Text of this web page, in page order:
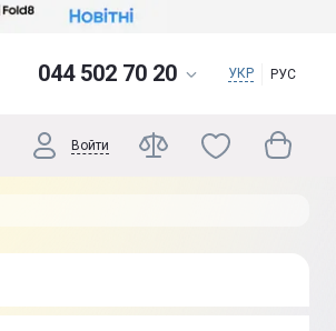
044 502 70 20 УКР РУС
Войти